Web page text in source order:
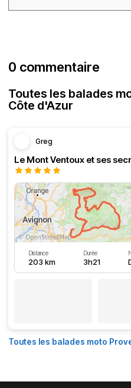
0 commentaire
Toutes les balades
Côte d'Azur
Greg
Le Mont Ventoux et ses
Distance
203 km
Durée
3h21
Toutes les balades moto